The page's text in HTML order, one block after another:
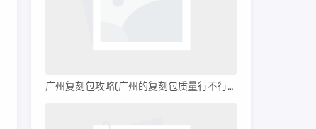
广州复刻包攻略(广州的复刻包质量行不行呀)